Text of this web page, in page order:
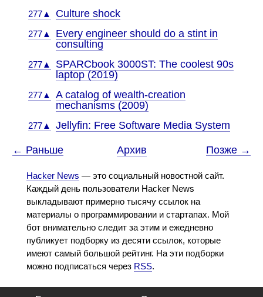
277▲ Culture shock
277▲
Every engineer should do a stint in
consulting
277▲
SPARCbook 3000ST: The coolest 90s
laptop (2019)
277▲
A catalog of wealth-creation
mechanisms (2009)
277▲ Jellyfin: Free Software Media System
← Раньше Архив Позже →
Hacker News — это социальный новостной сайт.
Каждый день пользователи Hacker News
выкладывают примерно тысячу ссылок на
материалы о программировании и стартапах. Мой
бот внимательно следит за этим и ежедневно
публикует подборку из десяти ссылок, которые
имеют самый большой рейтинг. На эти подборки
можно подписаться через RSS.